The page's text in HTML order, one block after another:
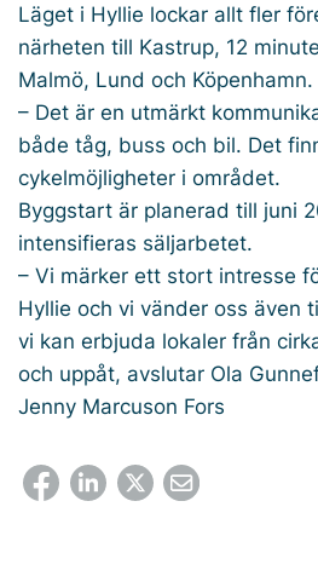
Läget i Hyllie lockar allt fler
närheten till Kastrup, 12
Malmö, Lund och Köpenhamn.
– Det är en utmärkt
både tåg, buss och bil. Det
cykelmöjligheter i området.
Byggstart är planerad till juni
intensifieras säljarbetet.
– Vi märker ett stort intresse
Hyllie och vi vänder oss även
vi kan erbjuda lokaler från
och uppåt, avslutar Ola
Jenny Marcuson Fors